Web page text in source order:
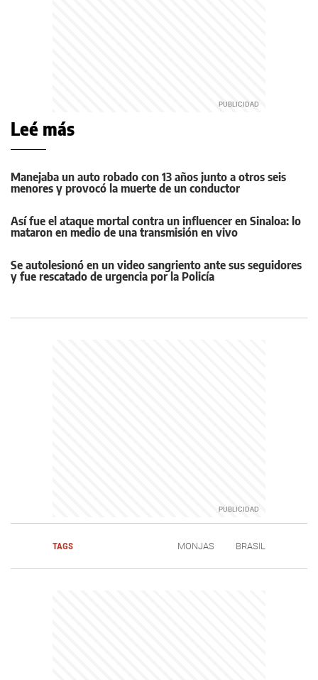
Leé más
Manejaba un auto robado con 13 años junto a otros seis
menores y provocó la muerte de un conductor
Así fue el ataque mortal contra un influencer en Sinaloa: lo
mataron en medio de una transmisión en vivo
Se autolesionó en un video sangriento ante sus seguidores
y fue rescatado de urgencia por la Policía
TAGS MONJAS BRASIL